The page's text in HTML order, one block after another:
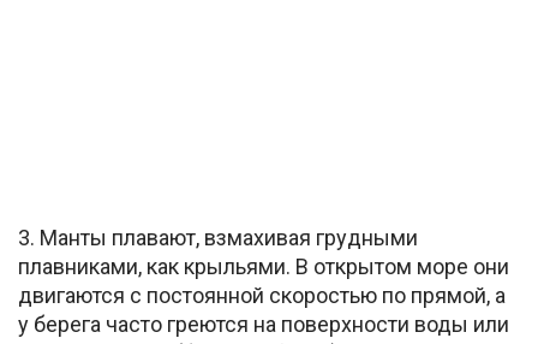
3. Манты плавают, взмахивая грудными
плавниками, как крыльями. В открытом море они
двигаются с постоянной скоростью по прямой, а
у берега часто греются на поверхности воды или